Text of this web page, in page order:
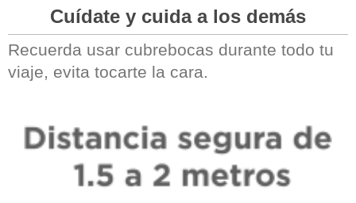
Cuídate y cuida a los demás
Recuerda usar cubrebocas durante todo tu
viaje, evita tocarte la cara.